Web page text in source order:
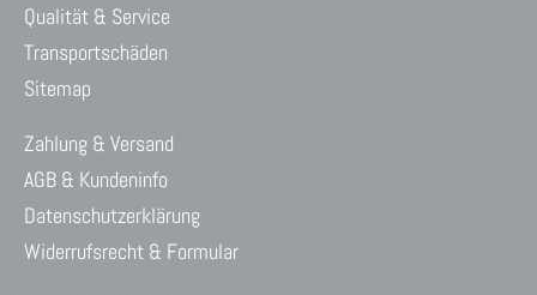
Qualität & Service
Transportschäden
Sitemap
Zahlung & Versand
AGB & Kundeninfo
Datenschutzerklärung
Widerrufsrecht & Formular